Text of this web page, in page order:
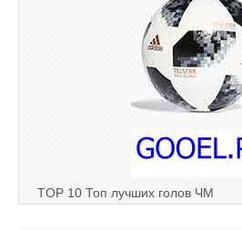
TOP 10 Топ лучших голов ЧМ